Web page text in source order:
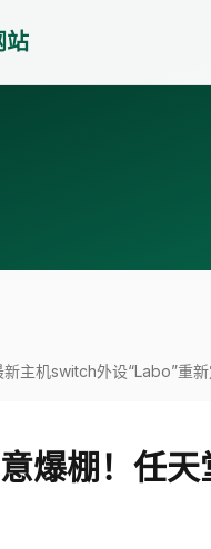
站
主机switch外设“Labo”重
爆棚！任